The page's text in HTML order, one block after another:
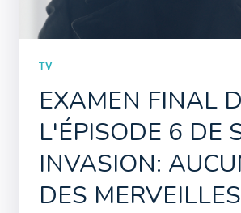
TV
EXAMEN FINAL
L'ÉPISODE 6 DE
INVASION:
DES MERVEILLES